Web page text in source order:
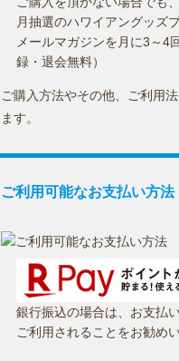
月抽選のハワイアングッズ
メールマガジンを月に3～4
録・退会無料）
ご購入方法やその他、ご利用
ます。
ご利用可能なお支払い方法
銀行振込の場合は、お支払
ご利用されることをお勧め